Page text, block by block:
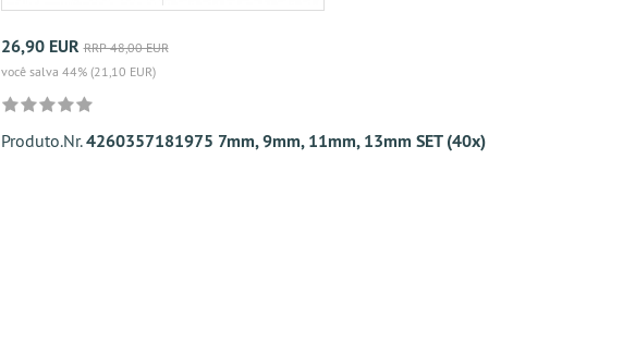
26,90 EUR RRP 48,00 EUR
você salva 44% (21,10 EUR)
Produto.Nr.4260357181975 7mm, 9mm, 11mm, 13mm SET (40x)